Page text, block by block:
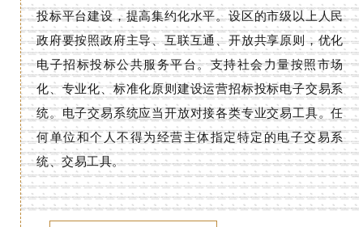
投标平台建设，提高集约化水平。设区的市级以上人民
政府要按照政府主导、互联互通、开放共享原则，优化
电子招标投标公共服务平台。支持社会力量按照市场
化、专业化、标准化原则建设运营招标投标电子交易系
统。电子交易系统应当开放对接各类专业交易工具。任
何单位和个人不得为经营主体指定特定的电子交易系
统、交易工具。